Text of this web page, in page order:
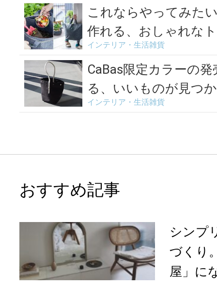
ター
これならやってみた
作れる、おしゃれな
スト
インテリア・生活雑貨
CaBas限定カラーの
る、いいものが見つ
インテリア・生活雑貨
おすすめ記事
シンプ
づくり
屋」に